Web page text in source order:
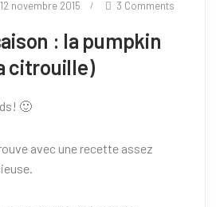
12 novembre 2015 3 Comments
: la pumpkin
citrouille)
🙂
avec une recette assez